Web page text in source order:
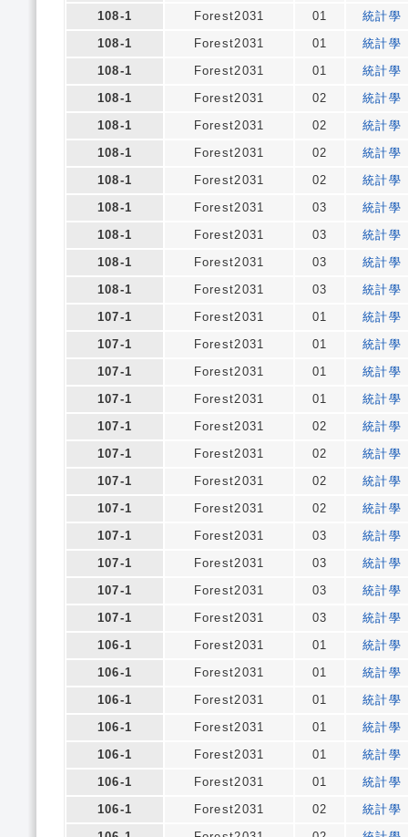
108-1
Forest2031 01
統計學
108-1
Forest2031 01
統計學
108-1
Forest2031 01
統計學
108-1
Forest2031 02
統計學
108-1
Forest2031 02
統計學
108-1
Forest2031 02
統計學
108-1
Forest2031 02
統計學
108-1
Forest2031 03
統計學
108-1
Forest2031 03
統計學
108-1
Forest2031 03
統計學
108-1
Forest2031 03
統計學
107-1
Forest2031 01
統計學
107-1
Forest2031 01
統計學
107-1
Forest2031 01
統計學
107-1
Forest2031 01
統計學
107-1
Forest2031 02
統計學
107-1
Forest2031 02
統計學
107-1
Forest2031 02
統計學
107-1
Forest2031 02
統計學
107-1
Forest2031 03
統計學
107-1
Forest2031 03
統計學
107-1
Forest2031 03
統計學
107-1
Forest2031 03
統計學
106-1
Forest2031 01
統計學
106-1
Forest2031 01
統計學
106-1
Forest2031 01
統計學
106-1
Forest2031 01
統計學
106-1
Forest2031 01
統計學
106-1
Forest2031 01
統計學
106-1
Forest2031 02
統計學